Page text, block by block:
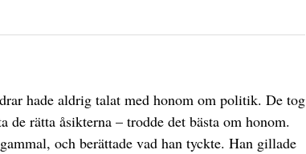
hade aldrig talat med honom om politik. De tog
rätta åsikterna – trodde det bästa om honom.
och berättade vad han tyckte. Han gillade